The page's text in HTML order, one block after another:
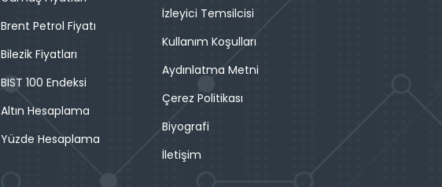
Brent Petrol Fiyatı
Bilezik Fiyatları
BIST 100 Endeksi
Altın Hesaplama
Yüzde Hesaplama
İzleyici Temsilcisi
Kullanım Koşulları
Aydınlatma Metni
Çerez Politikası
Biyografi
İletişim